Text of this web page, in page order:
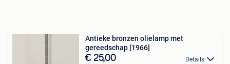
Antieke bronzen olielamp met
gereedschap [1966]
€ 25,00 Details